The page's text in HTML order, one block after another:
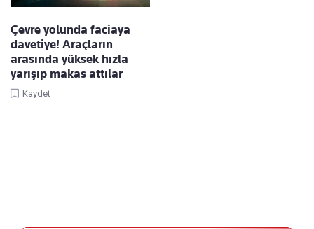
Çevre yolunda faciaya
davetiye! Araçların
arasında yüksek hızla
yarışıp makas attılar
Kaydet